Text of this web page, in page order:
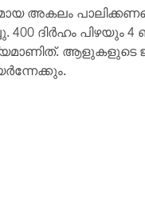
അകലം
400 ദിർഹം പിഴയും
ആളുകളുടെ